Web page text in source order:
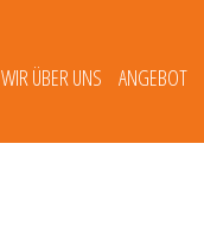
WIR ÜBER UNS ANGEBOT